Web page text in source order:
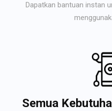
Dapatkan bantuan instan
Semua